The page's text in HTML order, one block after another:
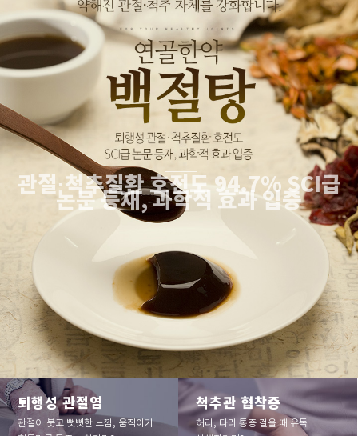
관절·척추질환 호전도 94.7% SCI급
논문 등재, 과학적 효과 입증
퇴행성 관절염
관절이 붓고 뻣뻣한 느낌, 움직이기
척추관 협착증
허리, 다리 통증 걸을 때 유독